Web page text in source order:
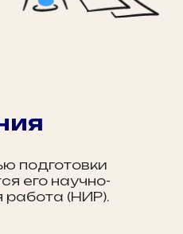
подготовки
его научно-
работа (НИР).